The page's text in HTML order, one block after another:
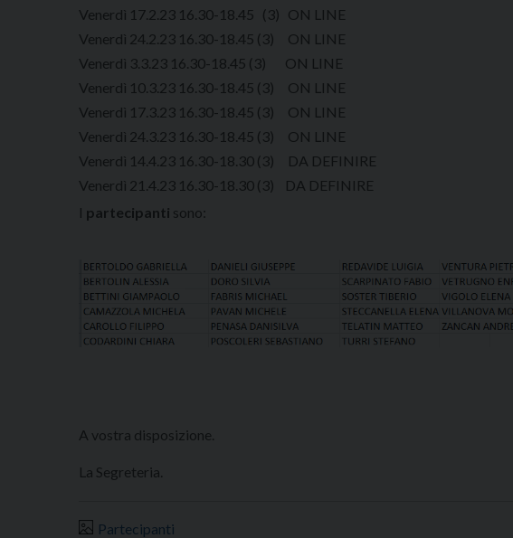
Venerdì 17.2.23 16.30-18.45 (3) ON LINE
Venerdì 24.2.23 16.30-18.45 (3) ON LINE
Venerdì 3.3.23 16.30-18.45 (3) ON LINE
Venerdì 10.3.23 16.30-18.45 (3) ON LINE
Venerdì 17.3.23 16.30-18.45 (3) ON LINE
Venerdì 24.3.23 16.30-18.45 (3) ON LINE
Venerdì 14.4.23 16.30-18.30 (3) DA DEFINIRE
Venerdì 21.4.23 16.30-18.30 (3) DA DEFINIRE
I partecipanti sono:
A vostra disposizione.
La Segreteria.
Partecipanti